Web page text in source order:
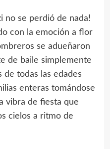
no se perdió de nada!
con la emoción a flor
se adueñaron
de baile simplemente
de todas las edades
enteras tomándose
vibra de fiesta que
cielos a ritmo de